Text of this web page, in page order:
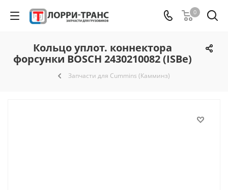
0
Кольцо уплот. коннектора
форсунки BOSCH 2430210082 (ISBe)
Запчасти для Cummins (Камминз)